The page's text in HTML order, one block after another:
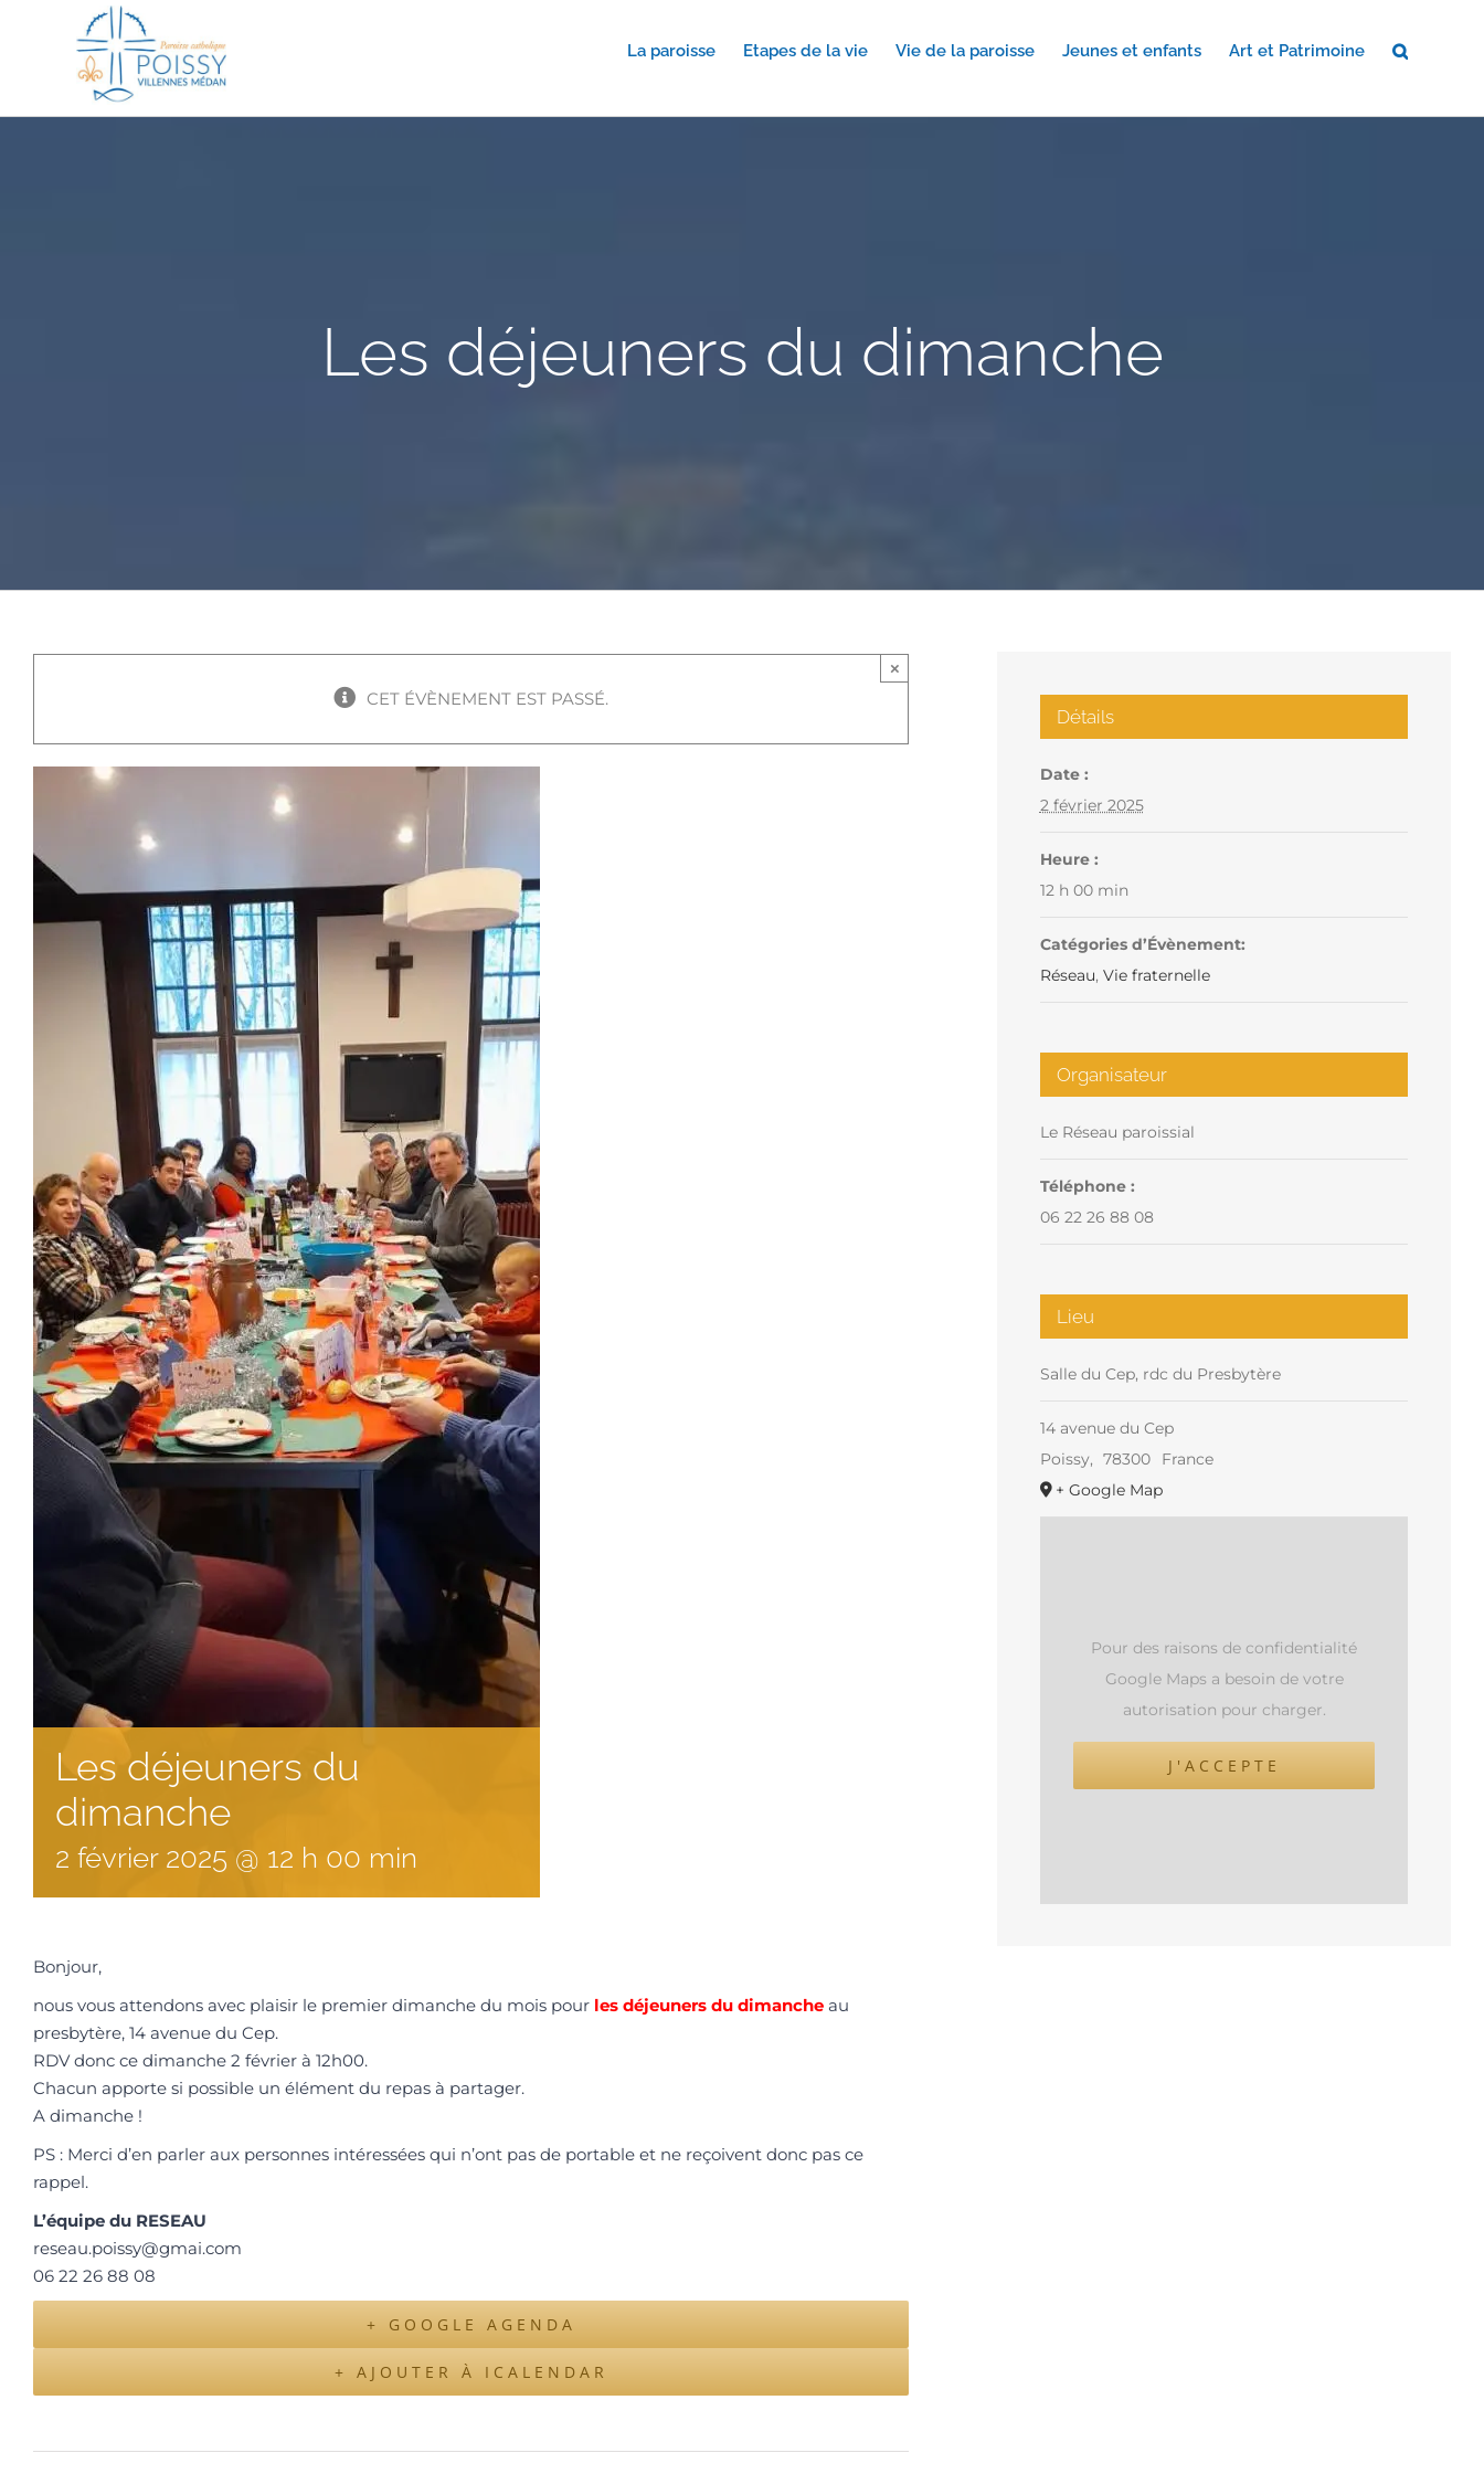
La paroisse Etapes de la vie Vie de la paroisse Jeunes et enfants Art et Patrimoine
Les déjeuners du dimanche
CET ÉVÈNEMENT EST PASSÉ.
×
Les déjeuners du
dimanche
2 février 2025 @ 12 h 00 min
Bonjour,
nous vous attendons avec plaisir le premier dimanche du mois pour les déjeuners du dimanche au
presbytère, 14 avenue du Cep.
RDV donc ce dimanche 2 février à 12h00.
Chacun apporte si possible un élément du repas à partager.
A dimanche !
PS : Merci d’en parler aux personnes intéressées qui n’ont pas de portable et ne reçoivent donc pas ce
rappel.
L’équipe du RESEAU
reseau.poissy@gmai.com
06 22 26 88 08
+ GOOGLE AGENDA
+ AJOUTER À ICALENDAR
Détails
Date :
2 février 2025
Heure :
12 h 00 min
Catégories d’Évènement:
Réseau, Vie fraternelle
Organisateur
Le Réseau paroissial
Téléphone :
06 22 26 88 08
Lieu
Salle du Cep, rdc du Presbytère
14 avenue du Cep
Poissy, 78300
France
+ Google Map
Pour des raisons de confidentialité
Google Maps a besoin de votre
autorisation pour charger.
J'ACCEPTE